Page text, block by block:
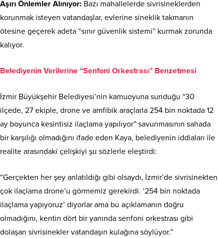
Aşırı Önlemler Alınıyor: Bazı mahallelerde sivrisineklerden
korunmak isteyen vatandaşlar, evlerine sineklik takmanın
ötesine geçerek adeta “sınır güvenlik sistemi” kurmak zorunda
kalıyor.
Belediyenin Verilerine “Senfoni Orkestrası” Benzetmesi
İzmir Büyükşehir Belediyesi’nin kamuoyuna sunduğu “30
ilçede, 27 ekiple, drone ve amfibik araçlarla 254 bin noktada 12
ay boyunca kesintisiz ilaçlama yapılıyor” savunmasının sahada
bir karşılığı olmadığını ifade eden Kaya, belediyenin iddiaları ile
realite arasındaki çelişkiyi şu sözlerle eleştirdi:
“Gerçekten her şey anlatıldığı gibi olsaydı, İzmir’de sivrisinekten
çok ilaçlama drone’u görmemiz gerekirdi. ‘254 bin noktada
ilaçlama yapıyoruz’ diyorlar ama bu açıklamanın doğru
olmadığını, kentin dört bir yanında senfoni orkestrası gibi
dolaşan sivrisinekler vatandaşın kulağına söylüyor.”